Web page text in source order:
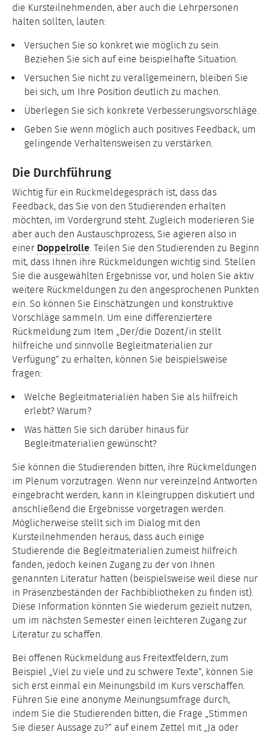
die Kursteilnehmenden, aber auch die Lehrpersonen
halten sollten, lauten:
Versuchen Sie so konkret wie möglich zu sein.
Beziehen Sie sich auf eine beispielhafte Situation.
Versuchen Sie nicht zu verallgemeinern, bleiben Sie
bei sich, um Ihre Position deutlich zu machen.
Überlegen Sie sich konkrete Verbesserungsvorschläge.
Geben Sie wenn möglich auch positives Feedback, um
gelingende Verhaltensweisen zu verstärken.
Die Durchführung
Wichtig für ein Rückmeldegespräch ist, dass das
Feedback, das Sie von den Studierenden erhalten
möchten, im Vordergrund steht. Zugleich moderieren Sie
aber auch den Austauschprozess, Sie agieren also in
einer Doppelrolle. Teilen Sie den Studierenden zu Beginn
mit, dass Ihnen ihre Rückmeldungen wichtig sind. Stellen
Sie die ausgewählten Ergebnisse vor, und holen Sie aktiv
weitere Rückmeldungen zu den angesprochenen Punkten
ein. So können Sie Einschätzungen und konstruktive
Vorschläge sammeln. Um eine differenziertere
Rückmeldung zum Item „Der/die Dozent/in stellt
hilfreiche und sinnvolle Begleitmaterialien zur
Verfügung“ zu erhalten, können Sie beispielsweise
fragen:
Welche Begleitmaterialien haben Sie als hilfreich
erlebt? Warum?
Was hätten Sie sich darüber hinaus für
Begleitmaterialien gewünscht?
Sie können die Studierenden bitten, ihre Rückmeldungen
im Plenum vorzutragen. Wenn nur vereinzelnd Antworten
eingebracht werden, kann in Kleingruppen diskutiert und
anschließend die Ergebnisse vorgetragen werden.
Möglicherweise stellt sich im Dialog mit den
Kursteilnehmenden heraus, dass auch einige
Studierende die Begleitmaterialien zumeist hilfreich
fanden, jedoch keinen Zugang zu der von Ihnen
genannten Literatur hatten (beispielsweise weil diese nur
in Präsenzbeständen der Fachbibliotheken zu finden ist).
Diese Information könnten Sie wiederum gezielt nutzen,
um im nächsten Semester einen leichteren Zugang zur
Literatur zu schaffen.
Bei offenen Rückmeldung aus Freitextfeldern, zum
Beispiel „Viel zu viele und zu schwere Texte“, können Sie
sich erst einmal ein Meinungsbild im Kurs verschaffen.
Führen Sie eine anonyme Meinungsumfrage durch,
indem Sie die Studierenden bitten, die Frage „Stimmen
Sie dieser Aussage zu?“ auf einem Zettel mit „Ja oder